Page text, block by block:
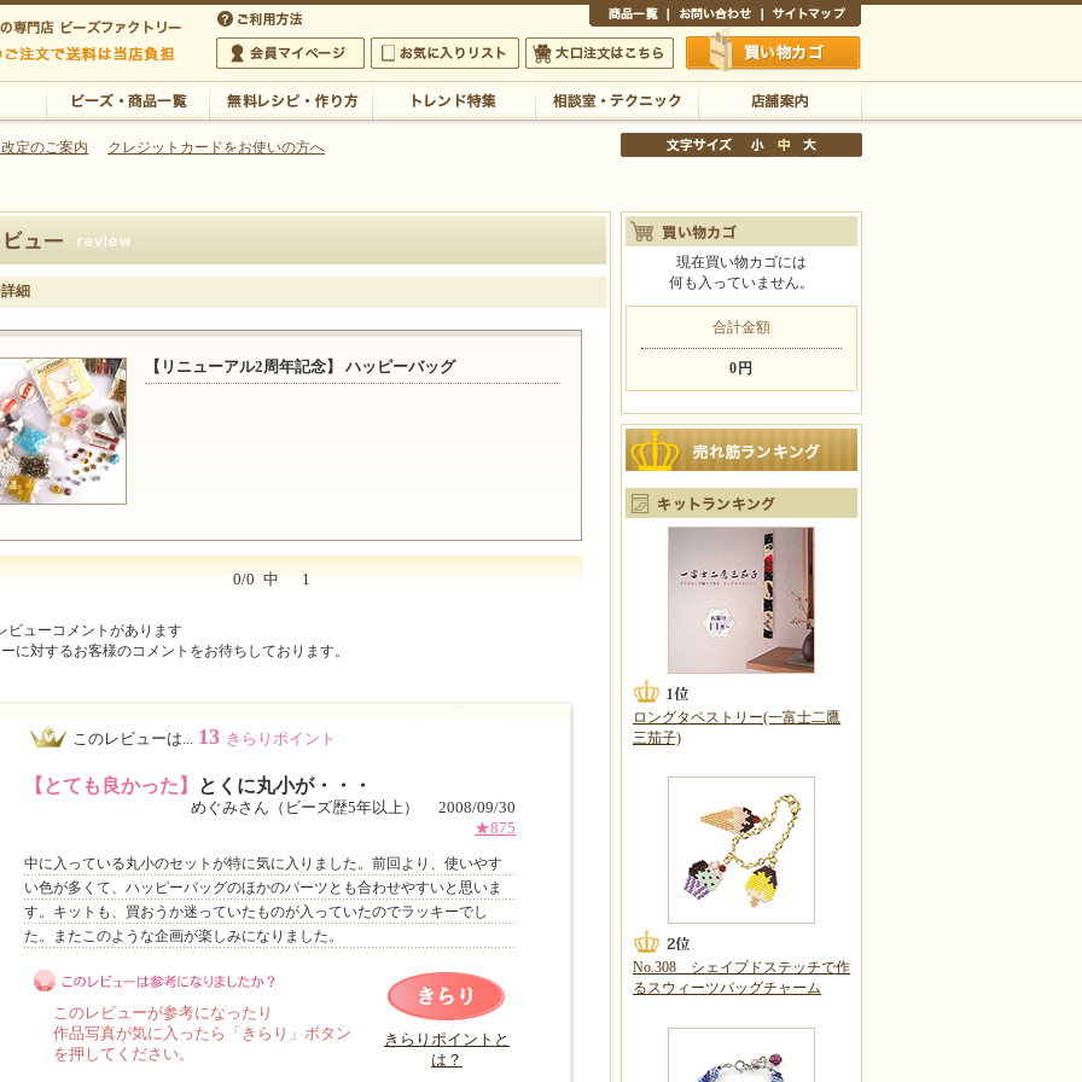
クセサリーの専門店
専門店 ビーズファクトリー 5,000円以上のご注文で送料は当店が負担いたします
5,000円以上のご注文で送料は当店が負担いたします
会員マイページ
お気に入りリスト 大口注文はこちら 買い物かご
店舗案内
定のご案内 クレジットカードをお使いの方へ
細
【リニューアル2周年記念】 ハッピーバッグ
0/0 中 1
ビューコメントがあります
に対するお客様のコメントをお待ちしております。
このレビューは... 13 きらりポイント
【とても良かった】 とくに丸小が・・・
めぐみさん（ビーズ歴5年以上） 2008/09/30
★875
中に入っている丸小のセットが特に気に入りました。前回より、使いやす
い色が多くて、ハッピーバッグのほかのパーツとも合わせやすいと思いま
す。キットも、買おうか迷っていたものが入っていたのでラッキーでし
た。またこのような企画が楽しみになりました。
このレビューが参考になったり
作品写真が気に入ったら「きらり」ボタン
を押してください。
きらりポイントと
は？
現在買い物カゴには
何も入っていません。
合計金額
0円
ロングタペストリー(一富士二鷹
三茄子)
No.308 シェイプドステッチで作
るスウィーツバッグチャーム